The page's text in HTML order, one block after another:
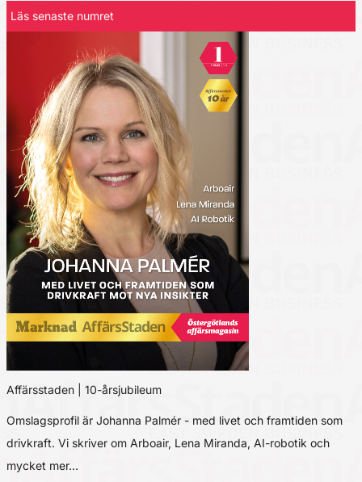
Läs senaste numret
Affärsstaden | 10-årsjubileum
Omslagsprofil är Johanna Palmér - med livet och framtiden som
drivkraft. Vi skriver om Arboair, Lena Miranda, AI-robotik och
mycket mer…